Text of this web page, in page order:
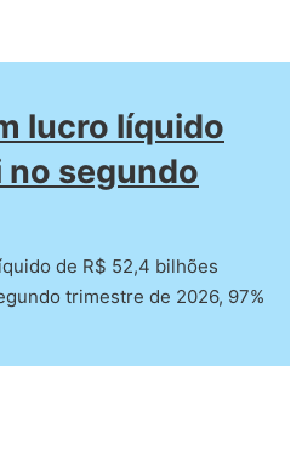
lucro líquido
no segundo
de R$ 52,4 bilhões
trimestre de 2026, 97%